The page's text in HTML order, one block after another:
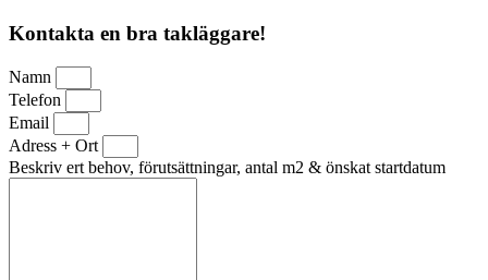
Kontakta en bra takläggare!
Namn
Telefon
Email
Adress + Ort
Beskriv ert behov, förutsättningar, antal m2 & önskat startdatum